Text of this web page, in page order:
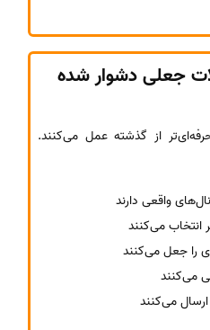
جعلی دشوار شده
از گذشته عمل می‌کنند.
واقعی دارند
انتخاب می‌کنند
را جعل می‌کنند
می‌کنند
می‌کنند